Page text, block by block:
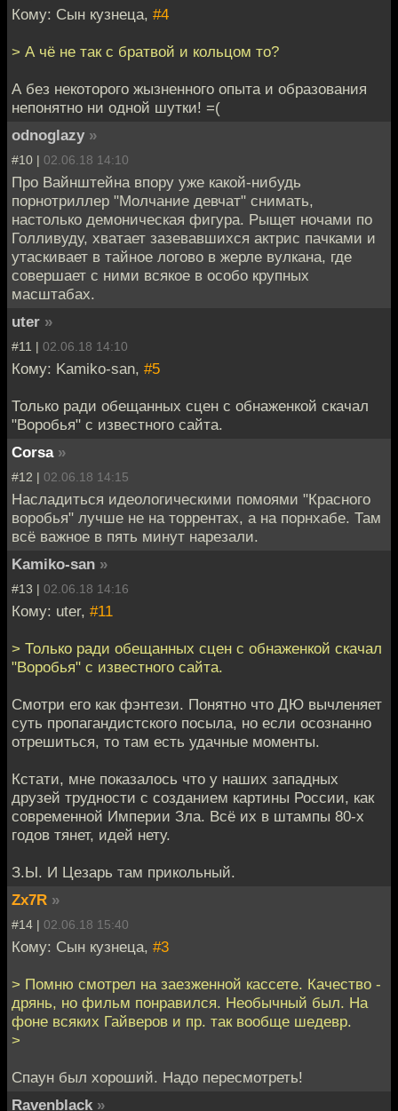
Кому: Сын кузнеца, #4
> А чё не так с братвой и кольцом то?
А без некоторого жызненного опыта и образования
непонятно ни одной шутки! =(
odnoglazy »
#10 | 02.06.18 14:10
Про Вайнштейна впору уже какой-нибудь
порнотриллер "Молчание девчат" снимать,
настолько демоническая фигура. Рыщет ночами по
Голливуду, хватает зазевавшихся актрис пачками и
утаскивает в тайное логово в жерле вулкана, где
совершает с ними всякое в особо крупных
масштабах.
uter »
#11 | 02.06.18 14:10
Кому: Kamiko-san, #5
Только ради обещанных сцен с обнаженкой скачал
"Воробья" с известного сайта.
Corsa »
#12 | 02.06.18 14:15
Насладиться идеологическими помоями "Красного
воробья" лучше не на торрентах, а на порнхабе. Там
всё важное в пять минут нарезали.
Kamiko-san »
#13 | 02.06.18 14:16
Кому: uter, #11
> Только ради обещанных сцен с обнаженкой скачал
"Воробья" с известного сайта.
Смотри его как фэнтези. Понятно что ДЮ вычленяет
суть пропагандистского посыла, но если осознанно
отрешиться, то там есть удачные моменты.
Кстати, мне показалось что у наших западных
друзей трудности с созданием картины России, как
современной Империи Зла. Всё их в штампы 80-х
годов тянет, идей нету.
З.Ы. И Цезарь там прикольный.
Zx7R »
#14 | 02.06.18 15:40
Кому: Сын кузнеца, #3
> Помню смотрел на заезженной кассете. Качество -
дрянь, но фильм понравился. Необычный был. На
фоне всяких Гайверов и пр. так вообще шедевр.
>
Спаун был хороший. Надо пересмотреть!
Ravenblack »